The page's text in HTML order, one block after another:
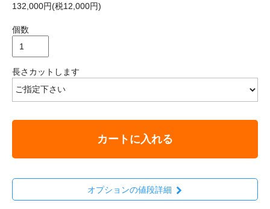
132,000円(税12,000円)
個数
長さカットします
カートに入れる
オプションの値段詳細